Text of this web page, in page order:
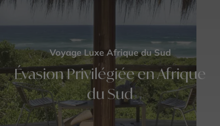
Voyage Luxe Afrique du Sud
Évasion Privilégiée en Afrique
du Sud